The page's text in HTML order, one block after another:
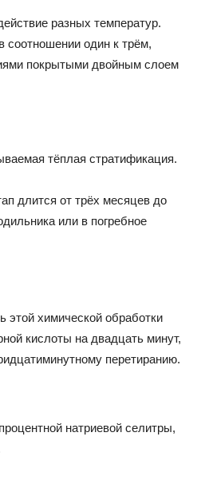
разных температур.
один к трём,
покрытыми двойным слоем
тёплая стратификация.
длится от трёх месяцев до
или в погребное
этой химической обработки
кислоты на двадцать минут,
перетиранию.
натриевой селитры,